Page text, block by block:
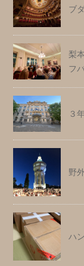
ブ
梨
フ
３
野
ハ